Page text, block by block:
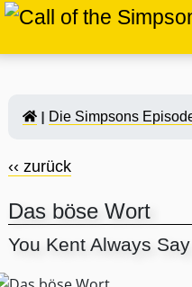
Die Simpsons
‹‹ zurück
Das böse Wort
You Kent Always